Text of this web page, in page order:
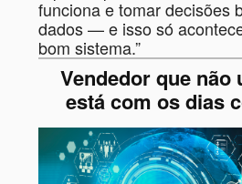
funciona e tomar decisões
dados — e isso só
bom sistema.”
Vendedor que não
está com os dias